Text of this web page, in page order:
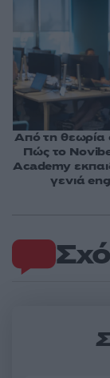
Από τη θεωρία
Πώς το
Academy
γενιά